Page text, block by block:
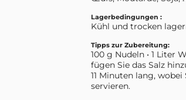
Lagerbedingungen :
Kühl und trocken
Tipps zur Zubereitung:
100 g Nudeln • 1 Liter
fügen Sie das Salz
11 Minuten lang,
servieren.